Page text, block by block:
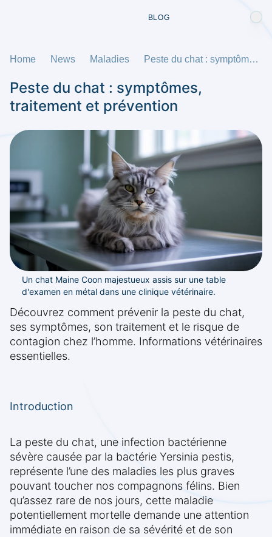
BLOG
Home News Maladies Peste du chat : symptômes, traitement et prévention
Peste du chat : symptômes,
traitement et prévention
Un chat Maine Coon majestueux assis sur une table
d'examen en métal dans une clinique vétérinaire.
Découvrez comment prévenir la peste du chat,
ses symptômes, son traitement et le risque de
contagion chez l’homme. Informations vétérinaires
essentielles.
Introduction
La peste du chat, une infection bactérienne
sévère causée par la bactérie Yersinia pestis,
représente l’une des maladies les plus graves
pouvant toucher nos compagnons félins. Bien
qu’assez rare de nos jours, cette maladie
potentiellement mortelle demande une attention
immédiate en raison de sa sévérité et de son